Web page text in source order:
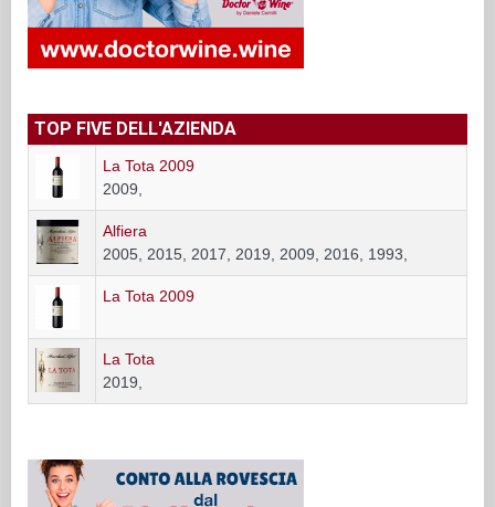
TOP FIVE DELL'AZIENDA
La Tota 2009
2009,
Alfiera
2005, 2015, 2017, 2019, 2009, 2016, 1993,
La Tota 2009
La Tota
2019,